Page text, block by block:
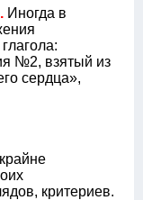
Иногда в
№2, взятый из
сердца»,
критериев.